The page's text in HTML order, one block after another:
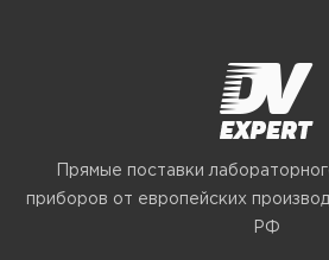
Прямые поставки
приборов от европейских
РФ